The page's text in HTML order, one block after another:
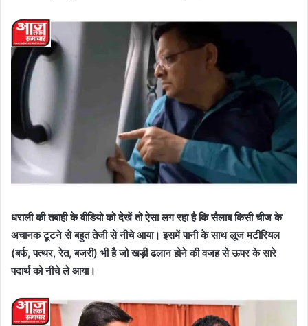
धराली की तबाही के वीडियो को देखें तो ऐसा लग रहा है कि सैलाब किसी चीज के
अचानक टूटने से बहुत तेजी से नीचे आया। इसमें पानी के साथ लूज मटीरियल
(बर्फ, पत्थर, रेत, बजरी) भी है जो खड़ी ढलान होने की वजह से ऊपर के सारे
पदार्थ को नीचे ले आया।